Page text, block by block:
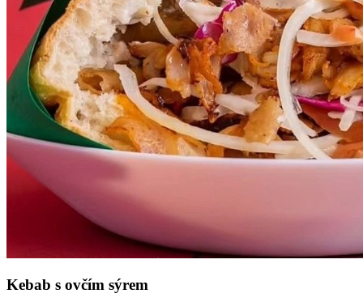
Kebab s ovčím sýrem